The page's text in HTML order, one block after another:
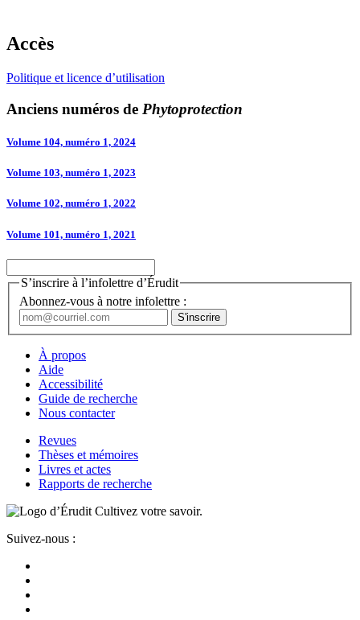
Accès
Politique et licence d’utilisation
Anciens numéros de Phytoprotection
Volume 104, numéro 1, 2024
Volume 103, numéro 1, 2023
Volume 102, numéro 1, 2022
Volume 101, numéro 1, 2021
S’inscrire à l’infolettre d’Érudit
Abonnez-vous à notre infolettre :
À propos
Aide
Accessibilité
Guide de recherche
Nous contacter
Revues
Thèses et mémoires
Livres et actes
Rapports de recherche
Cultivez votre savoir.
Suivez-nous :